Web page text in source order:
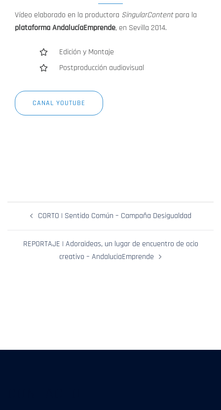
Vídeo elaborado en la productora SingularContentpara la
plataforma AndalucíaEmprende, en Sevilla 2014.
Edición y Montaje
Postproducción audiovisual
CANAL YOUTUBE
CORTO | Sentido Común – Campaña Desigualdad
REPORTAJE | Adoraideas, un lugar de encuentro de ocio
creativo – AndaluciaEmprende